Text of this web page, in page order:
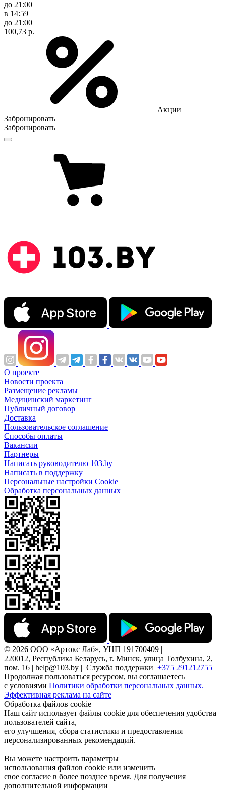
до 21:00
в 14:59
до 21:00
100,73 р.
Акции
Забронировать
Забронировать
О проекте
Новости проекта
Размещение рекламы
Медицинский маркетинг
Публичный договор
Доставка
Пользовательское соглашение
Способы оплаты
Вакансии
Партнеры
Написать руководителю 103.by
Написать в поддержку
Персональные настройки Cookie
Обработка персональных данных
© 2026 ООО «Артокс Лаб», УНП 191700409 |
220012, Республика Беларусь, г. Минск, улица Толбухина, 2,
пом. 16 | help@103.by | Служба поддержки +375 291212755
Продолжая пользоваться ресурсом, вы соглашаетесь
с условиями Политики обработки персональных данных.
Эффективная реклама на сайте
Обработка файлов cookie
Наш сайт использует файлы cookie для обеспечения удобства
пользователей сайта,
его улучшения, сбора статистики и предоставления
персонализированных рекомендаций.
Вы можете настроить параметры
использования файлов cookie или изменить
свое согласие в более позднее время. Для получения
дополнительной информации